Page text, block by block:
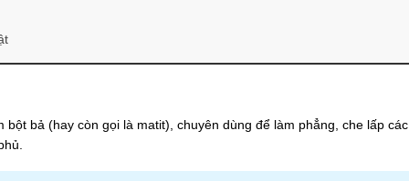
bả (hay còn gọi là matit), chuyên dùng để làm phẳng, che lấp